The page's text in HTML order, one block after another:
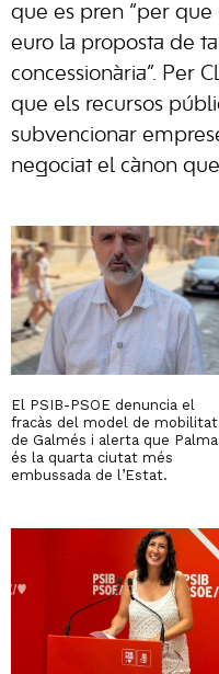
que es pren “per
euro la proposta de
concessionària”. Per
que els recursos
subvencionar
negociat el cànon
El PSIB-PSOE denuncia el
fracàs del model de mobilitat
de Galmés i alerta que Palma
és la quarta ciutat més
embussada de l’Estat.